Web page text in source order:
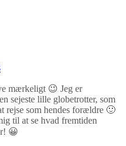
mærkeligt 😉 Jeg er
sejeste lille globetrotter, som
rejse som hendes forældre 🙂
til at se hvad fremtiden
😀